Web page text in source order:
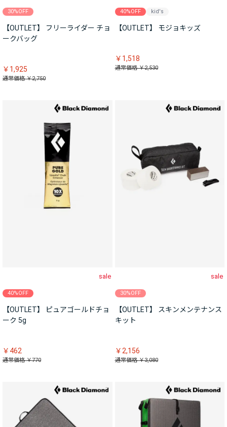
30%OFF
【OUTLET】 フリーライダー チョ
ークバッグ
￥1,925
通常価格 ￥2,750
40%OFF kid's
【OUTLET】 モジョキッズ
￥1,518
通常価格 ￥2,530
sale
40%OFF
【OUTLET】 ピュアゴールドチョ
ーク 5g
￥462
通常価格 ￥770
sale
30%OFF
【OUTLET】 スキンメンテナンス
キット
￥2,156
通常価格 ￥3,080